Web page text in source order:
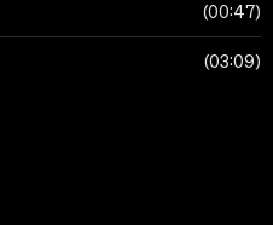
00:47
03:09